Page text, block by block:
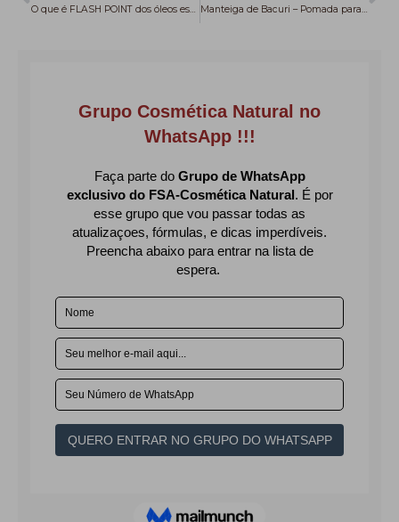
O que é FLASH POINT dos óleos essenciais e por que é útil conhecer Manteiga de Bacuri – Pomada para Cicatrizes, marcas de acne e estrias DIY